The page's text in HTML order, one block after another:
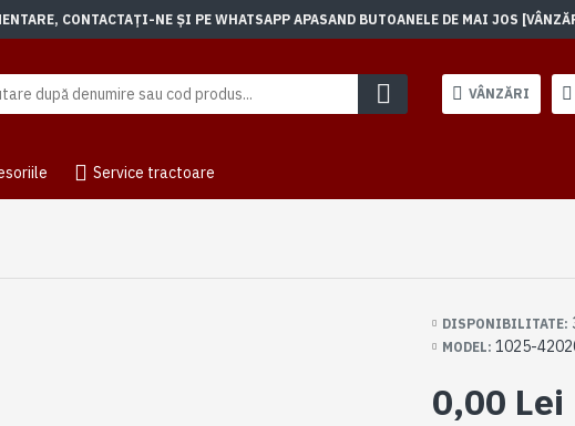
CONTACTAȚI-NE ȘI PE WHATSAPP APASAND BUTOANELE DE MAI JOS
VÂNZĂRI
Service tractoare
DISPONIBILITATE:
MODEL: 1025-
0,00 Lei